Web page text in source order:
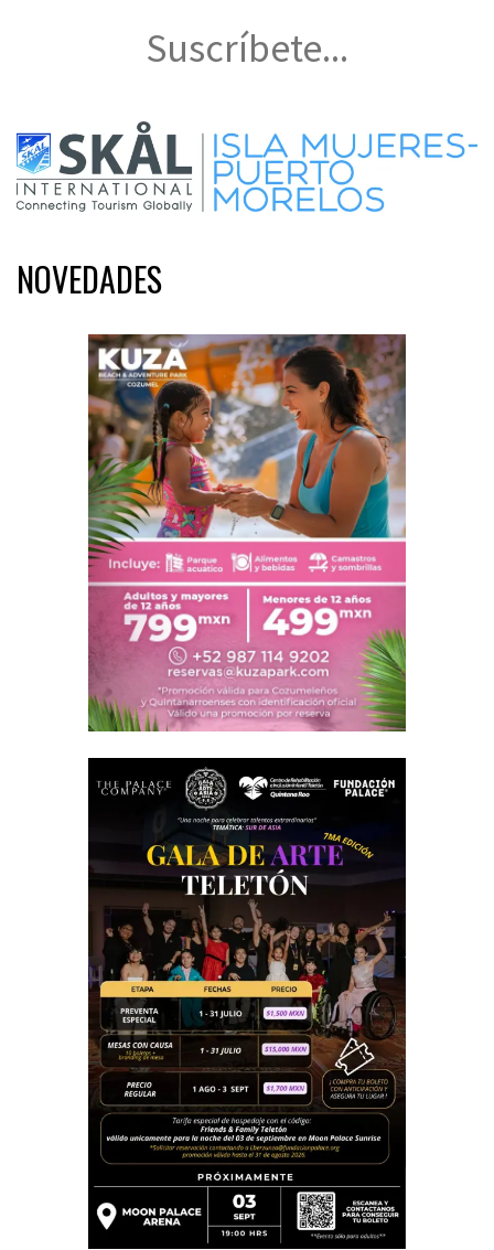
Suscríbete...
NOVEDADES